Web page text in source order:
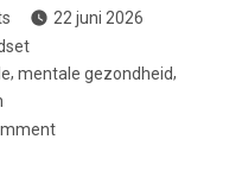
22 juni 2026
, mentale gezondheid,
on